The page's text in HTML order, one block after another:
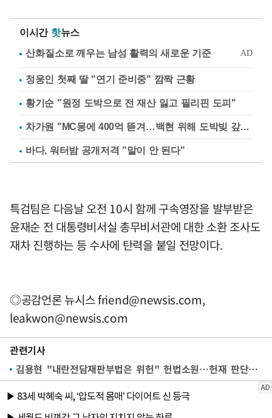
이시간 핫뉴스
정웅인 첫째 딸 "연기 준비중" 깜짝 근황
황기순 "원정 도박으로 전 재산 잃고 필리핀 도피"
차가원 "MC몽에 400억 뜯겨…백현 위해 도박빚 갚아줘"
바다, 워터밤 공개저격 "말이 안 된다"
특검팀은 다음날 오전 10시 함께 구속영장을 발부받은
윤재순 전 대통령비서실 총무비서관에 대한 소환 조사도
재차 진행하는 등 수사에 탄력을 붙일 전망이다.
◎공감언론 뉴시스friend@newsis.com,
leakwon@newsis.com
관련기사
김용현 "내란전담재판부법은 위헌" 헌법소원…헌재 판단 받는다